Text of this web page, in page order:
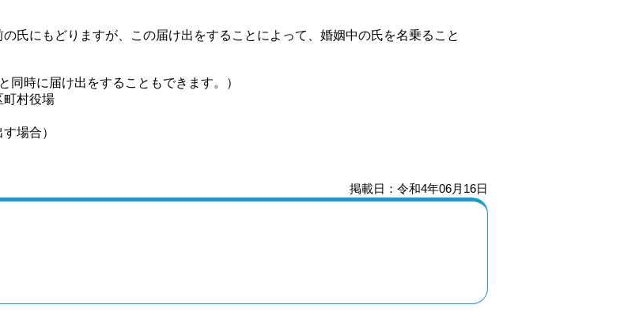
氏にもどりますが、この届け出をすることによって、婚姻中の氏を名乗ること
同時に届け出をすることもできます。）
町村役場
場合）
掲載日：令和4年06月16日